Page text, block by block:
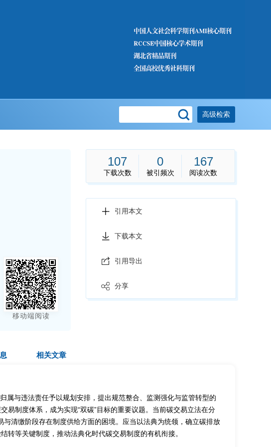
高级检索
移动端阅读
107 0 167
下载次数 被引频次 阅读次数
引用本文
下载本文
引用导出
分享
相关文章
属与违法责任予以规划安排，提出规范整合、监测强化与监管转型的
制度体系，成为实现“双碳”目标的重要议题。当前碳交易立法在分
清缴阶段存在制度供给方面的困境。应当以法典为统领，确立碳排放
等关键制度，推动法典化时代碳交易制度的有机衔接。